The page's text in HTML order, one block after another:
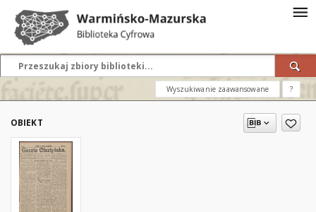
Wyszukiwanie zaawansowane ?
OBIEKT